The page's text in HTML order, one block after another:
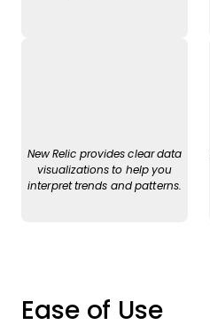
New Relic provides clear data
visualizations to help you
interpret trends and patterns.
Ease of Use